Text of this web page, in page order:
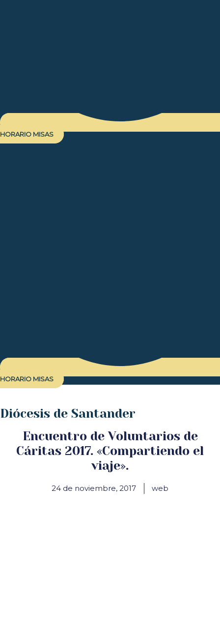
HORARIO MISAS
HORARIO MISAS
Diócesis de Santander
Encuentro de Voluntarios de
Cáritas 2017. «Compartiendo el
viaje».
24 de noviembre, 2017 web